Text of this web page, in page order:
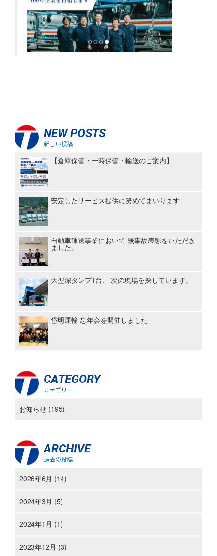
NEW POSTS
新しい投稿
【倉庫保管・一時保管・輸送のご案内】
安定したサービス提供に努めてまいります
自動車運送事業において 無事故表彰をいただき
ました。
大型深ダンプ1台、 次の現場を探しています。
岱明運輸 忘年会を開催しました
CATEGORY
カテゴリー
お知らせ (195)
ARCHIVE
過去の投稿
2026年6月 (14)
2024年3月 (5)
2024年1月 (1)
2023年12月 (3)